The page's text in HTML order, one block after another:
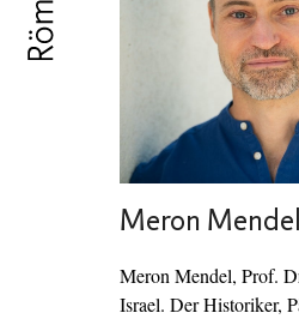
Meron Mendel
Meron Mendel, Prof.
Israel. Der Historiker,